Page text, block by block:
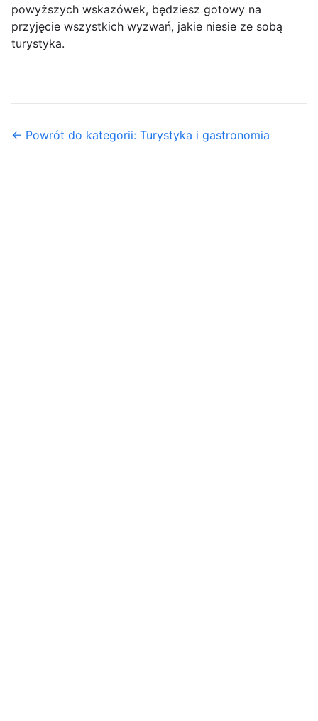
powyższych wskazówek, będziesz gotowy na
przyjęcie wszystkich wyzwań, jakie niesie ze sobą
turystyka.
← Powrót do kategorii: Turystyka i gastronomia